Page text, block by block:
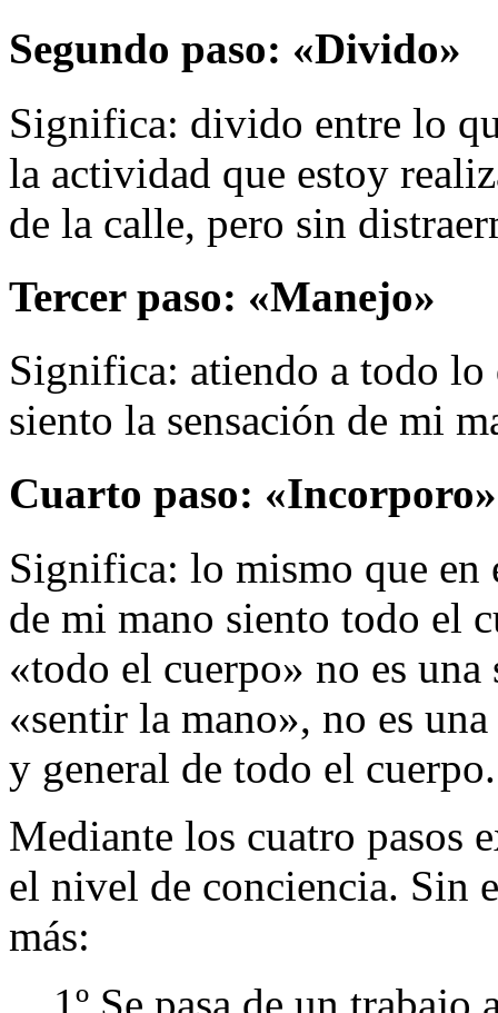
Segundo paso: «Divido»
Significa: divido entre lo
la actividad que estoy
de la calle, pero sin
Tercer paso: «Manejo»
Significa: atiendo a todo
siento la sensación de mi
Cuarto paso: «Incorporo»
Significa: lo mismo que en
de mi mano siento todo el
«todo el cuerpo» no es
«sentir la mano», no es
y general de todo el cuerpo.
Mediante los cuatro pasos
el nivel de conciencia. Sin
más:
1º Se pasa de un